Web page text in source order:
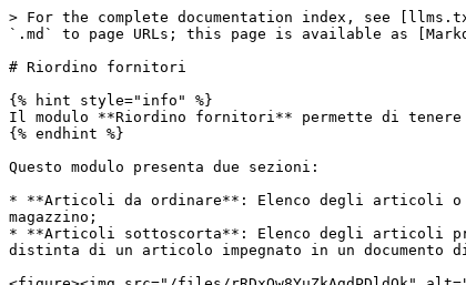
> For the complete documentation index, see
`.md` to page URLs; this page is available as
# Riordino fornitori
{% hint style="info" %}
Il modulo **Riordino fornitori** permette di
{% endhint %}
Questo modulo presenta due sezioni:
* **Articoli da ordinare**: Elenco degli articoli o
magazzino;
* **Articoli sottoscorta**: Elenco degli articoli
distinta di un articolo impegnato in un documento